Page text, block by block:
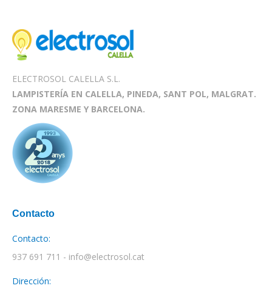
ELECTROSOL CALELLA S.L.
LAMPISTERÍA EN CALELLA, PINEDA, SANT POL, MALGRAT.
ZONA MARESME Y BARCELONA.
Contacto
Contacto:
937 691 711 - info@electrosol.cat
Dirección: